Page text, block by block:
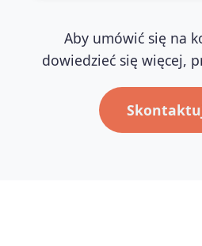
Aby umówić się na
dowiedzieć się więcej,